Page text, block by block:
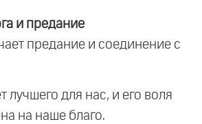
и предание
предание и соединение с
лучшего для нас, и его воля
на наше благо.